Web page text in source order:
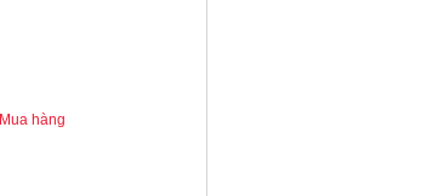
Mua hàng